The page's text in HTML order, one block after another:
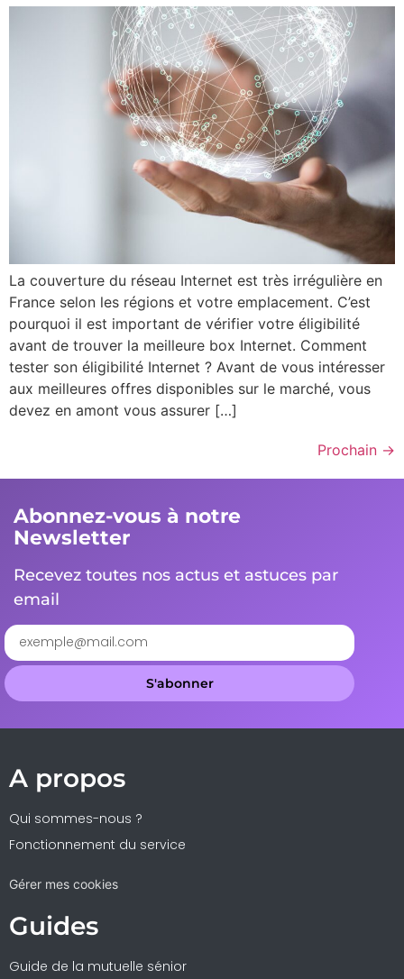
La couverture du réseau Internet est très irrégulière en
France selon les régions et votre emplacement. C’est
pourquoi il est important de vérifier votre éligibilité
avant de trouver la meilleure box Internet. Comment
tester son éligibilité Internet ? Avant de vous intéresser
aux meilleures offres disponibles sur le marché, vous
devez en amont vous assurer […]
Prochain →
Abonnez-vous à notre
Newsletter
Recevez toutes nos actus et astuces par
email
S'abonner
A propos
Qui sommes-nous ?
Fonctionnement du service
Gérer mes cookies
Guides
Guide de la mutuelle sénior